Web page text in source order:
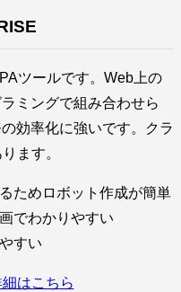
ツールです。Web上の
ミングで組み合わせら
効率化に強いです。クラ
ます。
ためロボット作成が簡単
でわかりやすい
すい
はこちら